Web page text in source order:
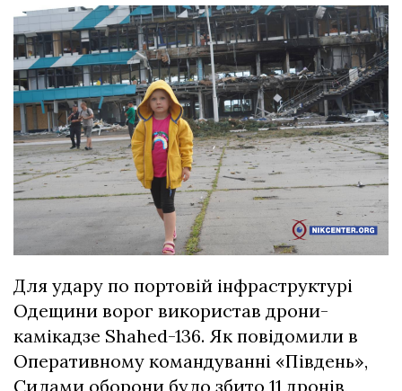
Для удару по портовій інфраструктурі
Одещини ворог використав дрони-
камікадзе Shahed-136. Як повідомили в
Оперативному командуванні «Південь»,
Силами оборони було збито 11 дронів,